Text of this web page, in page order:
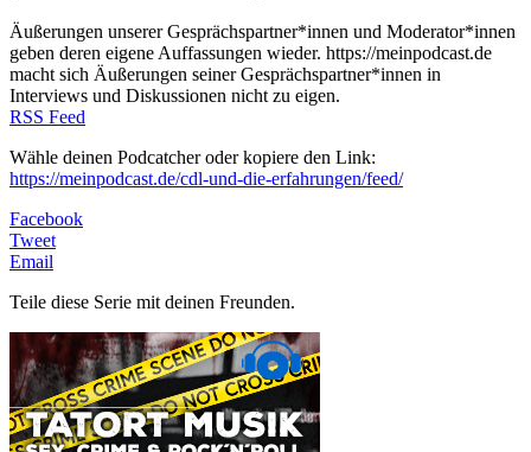
Äußerungen unserer Gesprächspartner*innen und Moderator*innen
geben deren eigene Auffassungen wieder. https://meinpodcast.de
macht sich Äußerungen seiner Gesprächspartner*innen in
Interviews und Diskussionen nicht zu eigen.
RSS Feed
Wähle deinen Podcatcher oder kopiere den Link:
https://meinpodcast.de/cdl-und-die-erfahrungen/feed/
Facebook
Tweet
Email
Teile diese Serie mit deinen Freunden.